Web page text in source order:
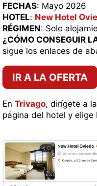
FECHAS: Mayo 2026
HOTEL: New Hotel
RÉGIMEN: Solo
¿CÓMO CONSEGUIR
sigue los enlaces de
IR A LA OFERTA
En Trivago, dirígete a
página del hotel y